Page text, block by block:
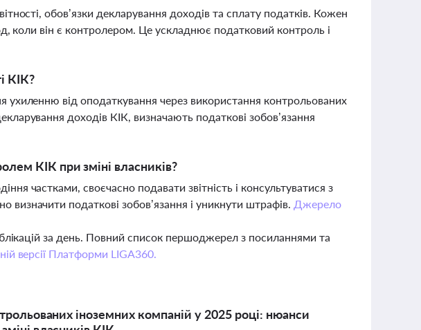
обов’язки декларування доходів та сплату податків. Кожен
коли він є контролером. Це ускладнює податковий контроль і
КІК?
ухиленню від оподаткування через використання контрольованих
доходів КІК, визначають податкові зобов’язання
КІК при зміні власників?
частками, своєчасно подавати звітність і консультуватися з
податкові зобов’язання і уникнути штрафів. Джерело
за день. Повний список першоджерел з посиланнями та
версії Платформи LIGA360.
іноземних компаній у 2025 році: нюанси